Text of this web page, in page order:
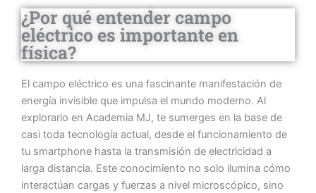
¿Por qué entender campo
eléctrico es importante en
física?
El campo eléctrico es una fascinante manifestación de
energía invisible que impulsa el mundo moderno. Al
explorarlo en Academia MJ, te sumerges en la base de
casi toda tecnología actual, desde el funcionamiento de
tu smartphone hasta la transmisión de electricidad a
larga distancia. Este conocimiento no solo ilumina cómo
interactúan cargas y fuerzas a nivel microscópico, sino